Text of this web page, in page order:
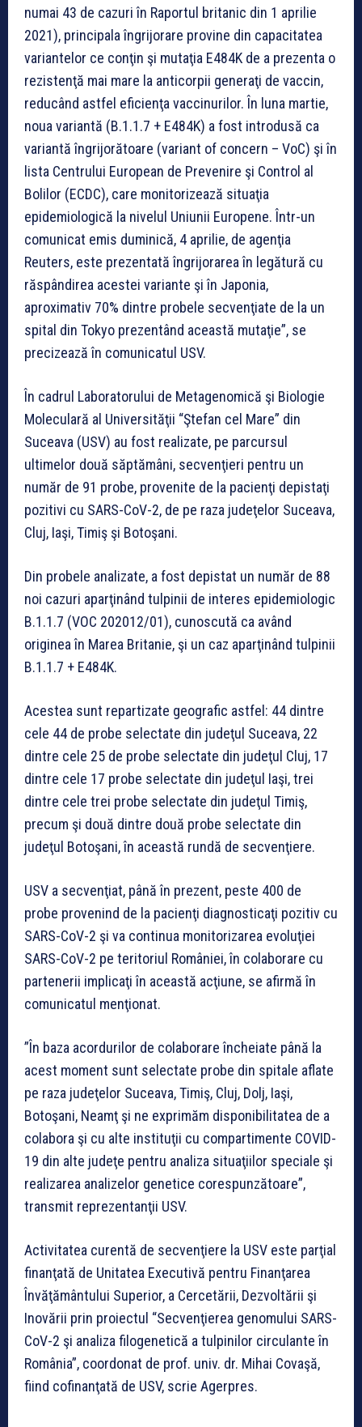
numai 43 de cazuri în Raportul britanic din 1 aprilie
2021), principala îngrijorare provine din capacitatea
variantelor ce conţin şi mutaţia E484K de a prezenta o
rezistenţă mai mare la anticorpii generaţi de vaccin,
reducând astfel eficienţa vaccinurilor. În luna martie,
noua variantă (B.1.1.7 + E484K) a fost introdusă ca
variantă îngrijorătoare (variant of concern – VoC) şi în
lista Centrului European de Prevenire şi Control al
Bolilor (ECDC), care monitorizează situaţia
epidemiologică la nivelul Uniunii Europene. Într-un
comunicat emis duminică, 4 aprilie, de agenţia
Reuters, este prezentată îngrijorarea în legătură cu
răspândirea acestei variante şi în Japonia,
aproximativ 70% dintre probele secvenţiate de la un
spital din Tokyo prezentând această mutaţie”, se
precizează în comunicatul USV.
În cadrul Laboratorului de Metagenomică şi Biologie
Moleculară al Universităţii “Ştefan cel Mare” din
Suceava (USV) au fost realizate, pe parcursul
ultimelor două săptămâni, secvenţieri pentru un
număr de 91 probe, provenite de la pacienţi depistaţi
pozitivi cu SARS-CoV-2, de pe raza judeţelor Suceava,
Cluj, Iaşi, Timiş şi Botoşani.
Din probele analizate, a fost depistat un număr de 88
noi cazuri aparţinând tulpinii de interes epidemiologic
B.1.1.7 (VOC 202012/01), cunoscută ca având
originea în Marea Britanie, şi un caz aparţinând tulpinii
B.1.1.7 + E484K.
Acestea sunt repartizate geografic astfel: 44 dintre
cele 44 de probe selectate din judeţul Suceava, 22
dintre cele 25 de probe selectate din judeţul Cluj, 17
dintre cele 17 probe selectate din judeţul Iaşi, trei
dintre cele trei probe selectate din judeţul Timiş,
precum şi două dintre două probe selectate din
judeţul Botoşani, în această rundă de secvenţiere.
USV a secvenţiat, până în prezent, peste 400 de
probe provenind de la pacienţi diagnosticaţi pozitiv cu
SARS-CoV-2 şi va continua monitorizarea evoluţiei
SARS-CoV-2 pe teritoriul României, în colaborare cu
partenerii implicaţi în această acţiune, se afirmă în
comunicatul menţionat.
”În baza acordurilor de colaborare încheiate până la
acest moment sunt selectate probe din spitale aflate
pe raza judeţelor Suceava, Timiş, Cluj, Dolj, Iaşi,
Botoşani, Neamţ şi ne exprimăm disponibilitatea de a
colabora şi cu alte instituţii cu compartimente COVID-
19 din alte judeţe pentru analiza situaţiilor speciale şi
realizarea analizelor genetice corespunzătoare”,
transmit reprezentanţii USV.
Activitatea curentă de secvenţiere la USV este parţial
finanţată de Unitatea Executivă pentru Finanţarea
Învăţământului Superior, a Cercetării, Dezvoltării şi
Inovării prin proiectul “Secvenţierea genomului SARS-
CoV-2 şi analiza filogenetică a tulpinilor circulante în
România”, coordonat de prof. univ. dr. Mihai Covaşă,
fiind cofinanţată de USV, scrie Agerpres.